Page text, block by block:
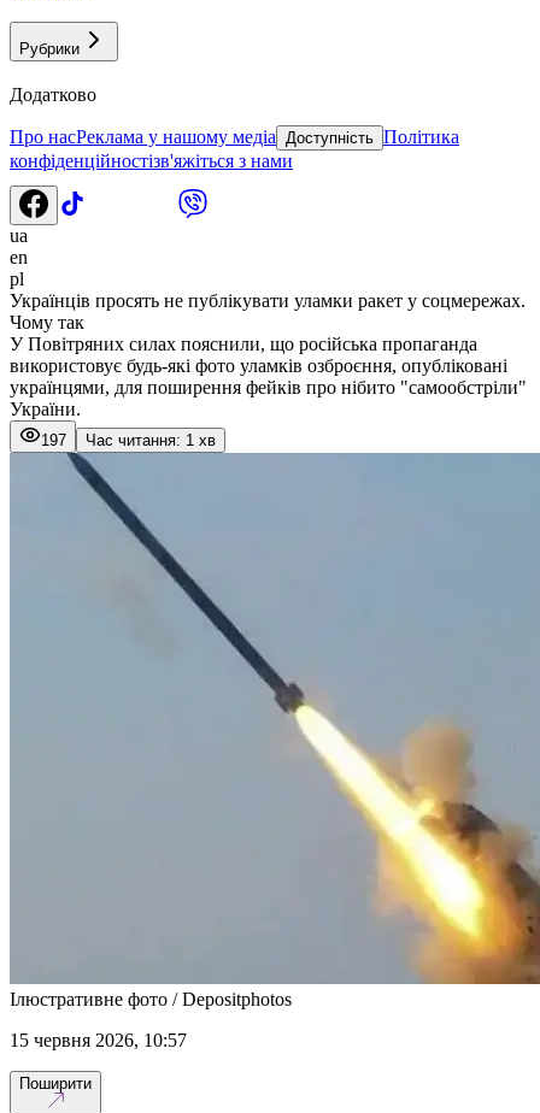
Рубрики
Додатково
Про насРеклама у нашому медіа Доступність Політика
конфіденційностізв'яжіться з нами
ua
en
pl
Українців просять не публікувати уламки ракет у соцмережах.
Чому так
У Повітряних силах пояснили, що російська пропаганда
використовує будь-які фото уламків озброєння, опубліковані
українцями, для поширення фейків про нібито "самообстріли"
України.
197 Час читання: 1 хв
Ілюстративне фото / Depositphotos
15 червня 2026, 10:57
Поширити